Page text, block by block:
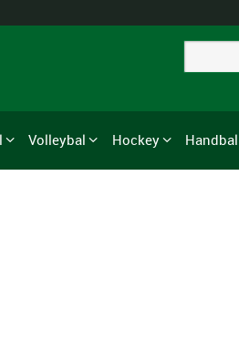
Volleybal Hockey Handbal